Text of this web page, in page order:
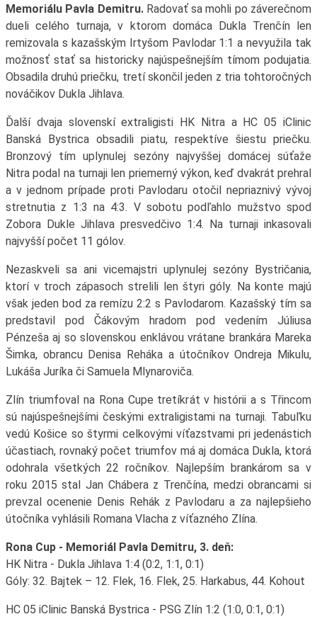
Memoriálu Pavla Demitru.Radovať sa mohli po záverečnom
dueli celého turnaja, v ktorom domáca Dukla Trenčín len
remizovala s kazašským Irtyšom Pavlodar 1:1 a nevyužila tak
možnosť stať sa historicky najúspešnejším tímom podujatia.
Obsadila druhú priečku, tretí skončil jeden z tria tohtoročných
nováčikov Dukla Jihlava.
Ďalší dvaja slovenskí extraligisti HK Nitra a HC 05 iClinic
Banská Bystrica obsadili piatu, respektíve šiestu priečku.
Bronzový tím uplynulej sezóny najvyššej domácej súťaže
Nitra podal na turnaji len priemerný výkon, keď dvakrát prehral
a v jednom prípade proti Pavlodaru otočil nepriaznivý vývoj
stretnutia z 1:3 na 4:3. V sobotu podľahlo mužstvo spod
Zobora Dukle Jihlava presvedčivo 1:4. Na turnaji inkasovali
najvyšší počet 11 gólov.
Nezaskveli sa ani vicemajstri uplynulej sezóny Bystričania,
ktorí v troch zápasoch strelili len štyri góly. Na konte majú
však jeden bod za remízu 2:2 s Pavlodarom. Kazašský tím sa
predstavil pod Čákovým hradom pod vedením Júliusa
Pénzeša aj so slovenskou enklávou vrátane brankára Mareka
Šimka, obrancu Denisa Reháka a útočníkov Ondreja Mikulu,
Lukáša Juríka či Samuela Mlynaroviča.
Zlín triumfoval na Rona Cupe tretíkrát v histórii a s Třincom
sú najúspešnejšími českými extraligistami na turnaji. Tabuľku
vedú Košice so štyrmi celkovými víťazstvami pri jedenástich
účastiach, rovnaký počet triumfov má aj domáca Dukla, ktorá
odohrala všetkých 22 ročníkov. Najlepším brankárom sa v
roku 2015 stal Jan Chábera z Trenčína, medzi obrancami si
prevzal ocenenie Denis Rehák z Pavlodaru a za najlepšieho
útočníka vyhlásili Romana Vlacha z víťazného Zlína.
Rona Cup - Memoriál Pavla Demitru, 3. deň:
HK Nitra - Dukla Jihlava 1:4 (0:2, 1:1, 0:1)
Góly: 32. Bajtek – 12. Flek, 16. Flek, 25. Harkabus, 44. Kohout
HC 05 iClinic Banská Bystrica - PSG Zlín 1:2 (1:0, 0:1, 0:1)